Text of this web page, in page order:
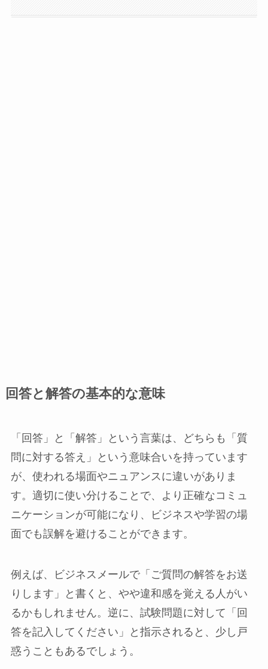
回答と解答の基本的な意味
「回答」と「解答」という言葉は、どちらも「質
問に対する答え」という意味合いを持っています
が、使われる場面やニュアンスに違いがありま
す。適切に使い分けることで、より正確なコミュ
ニケーションが可能になり、ビジネスや学習の場
面でも誤解を避けることができます。
例えば、ビジネスメールで「ご質問の解答をお送
りします」と書くと、やや違和感を覚える人がい
るかもしれません。逆に、試験問題に対して「回
答を記入してください」と指示されると、少し戸
惑うこともあるでしょう。